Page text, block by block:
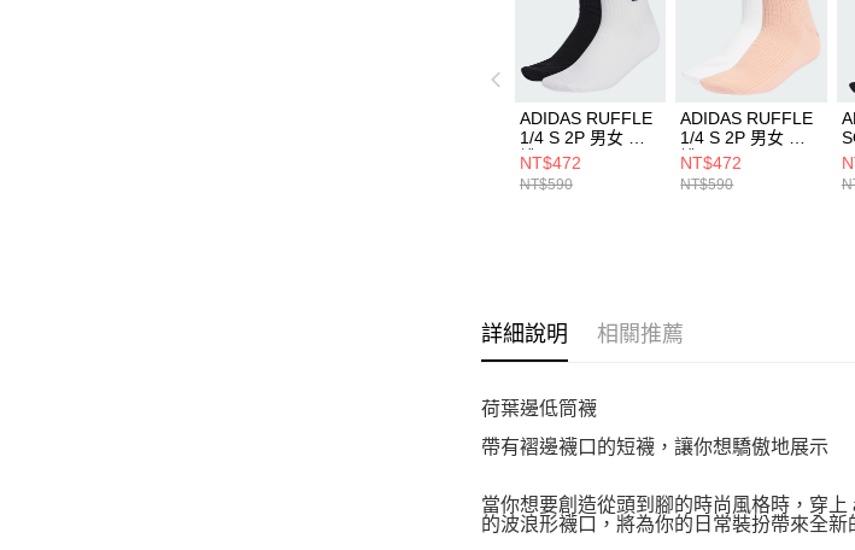
ADIDAS RUFFLE
1/4 S 2P 男女 踝
襪 KD8367
NT$472
NT$590
ADIDAS RUFFLE
1/4 S 2P 男女 踝
襪 KD8369
NT$472
NT$590
詳細說明 相關推薦
荷葉邊低筒襪
帶有褶邊襪口的短襪，讓你想驕傲地展示
當你想要創造從頭到腳的時尚風格時，穿
的波浪形襪口，將為你的日常裝扮帶來全新